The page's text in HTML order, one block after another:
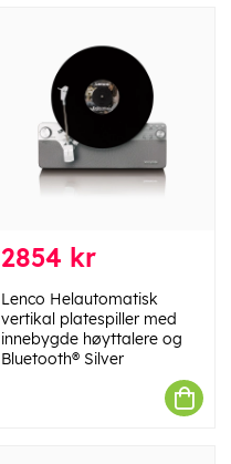
2854 kr
Lenco Helautomatisk
vertikal platespiller med
innebygde høyttalere og
Bluetooth® Silver